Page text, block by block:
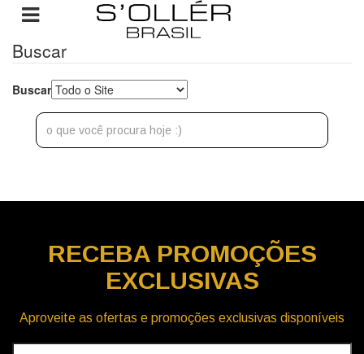
Buscar
Buscar
RECEBAPROMOÇÕES
EXCLUSIVAS
Aproveite as ofertas e promoções exclusivas disponíveis